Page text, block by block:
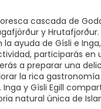
cascada de
y
ayuda de Gísli e
participarás en
a preparar una
la rica
y Gísli Egill
natural única de